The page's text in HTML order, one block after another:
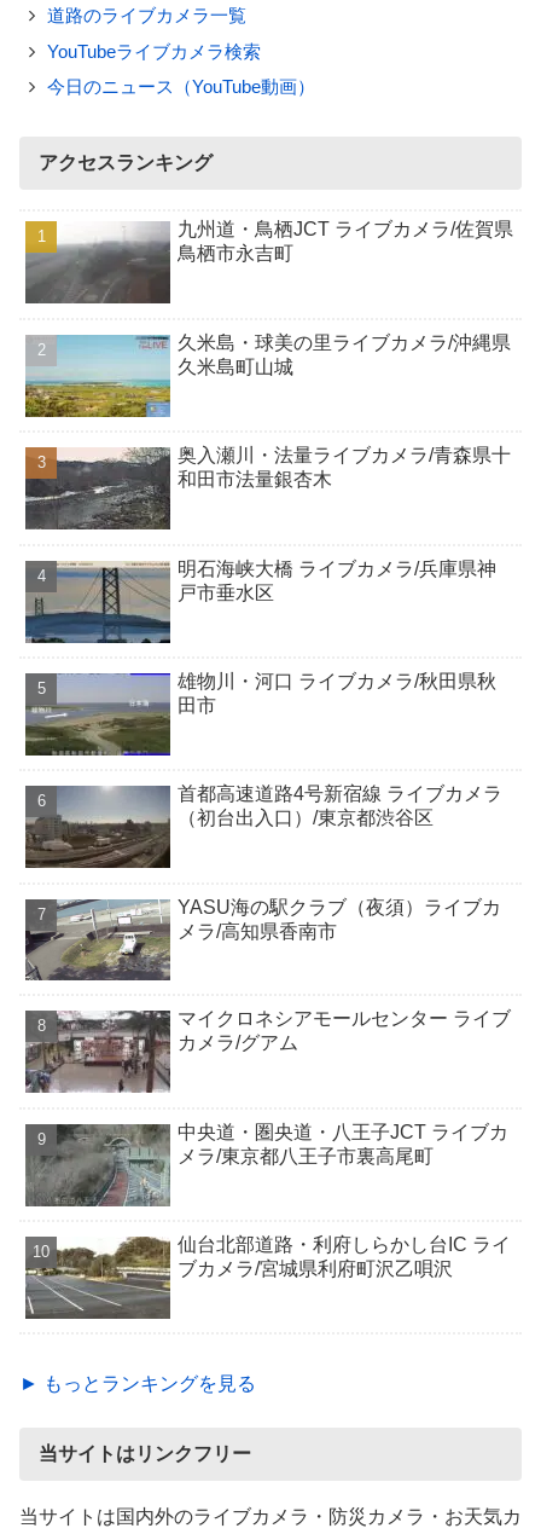
道路のライブカメラ一覧
YouTubeライブカメラ検索
今日のニュース（YouTube動画）
アクセスランキング
九州道・鳥栖JCT ライブカメラ/佐賀県
鳥栖市永吉町
久米島・球美の里ライブカメラ/沖縄県
久米島町山城
奥入瀬川・法量ライブカメラ/青森県十
和田市法量銀杏木
明石海峡大橋 ライブカメラ/兵庫県神
戸市垂水区
雄物川・河口 ライブカメラ/秋田県秋
田市
首都高速道路4号新宿線 ライブカメラ
（初台出入口）/東京都渋谷区
YASU海の駅クラブ（夜須）ライブカ
メラ/高知県香南市
マイクロネシアモールセンター ライブ
カメラ/グアム
中央道・圏央道・八王子JCT ライブカ
メラ/東京都八王子市裏高尾町
仙台北部道路・利府しらかし台IC ライ
ブカメラ/宮城県利府町沢乙唄沢
► もっとランキングを見る
当サイトはリンクフリー
当サイトは国内外のライブカメラ・防災カメラ・お天気カ